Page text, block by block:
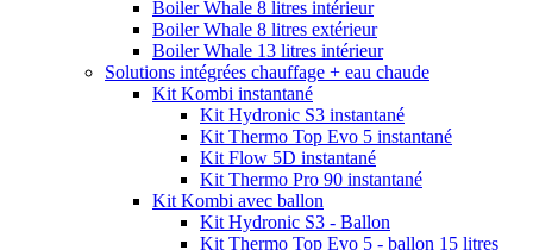
Boiler Whale 8 litres intérieur
Boiler Whale 8 litres extérieur
Boiler Whale 13 litres intérieur
Solutions intégrées chauffage + eau chaude
Kit Kombi instantané
Kit Hydronic S3 instantané
Kit Thermo Top Evo 5 instantané
Kit Flow 5D instantané
Kit Thermo Pro 90 instantané
Kit Kombi avec ballon
Kit Hydronic S3 - Ballon
Kit Thermo Top Evo 5 - ballon 15 litres